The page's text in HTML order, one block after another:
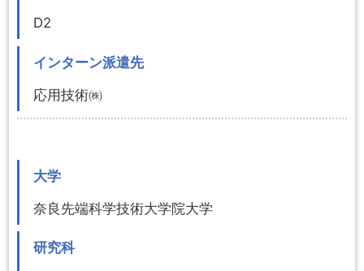
D2
インターン派遣先
応用技術㈱
大学
奈良先端科学技術大学院大学
研究科